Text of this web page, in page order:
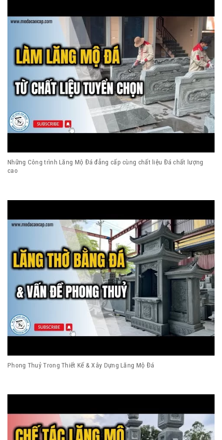
Những Công trình Lăng Mộ Đá đẳng cấp cùng chất liệu Đá chất lượng
cao
Phong Thuỷ Trong Thiết Kế & Xây Dựng Lăng Mộ Đá